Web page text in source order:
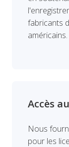
fabricants
américains.
Accès
Nous
pour les